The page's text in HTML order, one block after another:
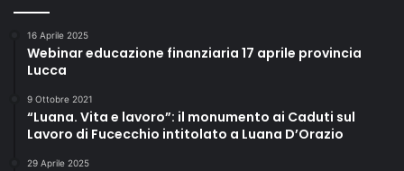
16 Aprile 2025
Webinar educazione finanziaria 17 aprile provincia
Lucca
9 Ottobre 2021
“Luana. Vita e lavoro”: il monumento ai Caduti sul
Lavoro di Fucecchio intitolato a Luana D’Orazio
29 Aprile 2025